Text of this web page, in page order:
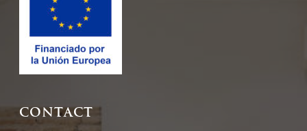
Contact